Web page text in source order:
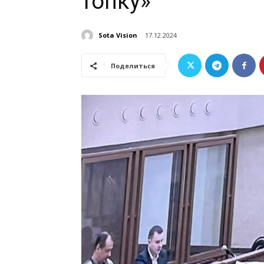
Sota Vision 17.12.2024
Поделиться